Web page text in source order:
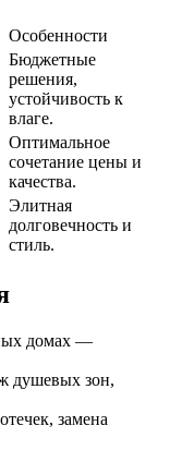
Особенности
Бюджетные
решения,
устойчивость к
влаге.
Оптимальное
сочетание цены и
качества.
Элитная
долговечность и
стиль.
домах —
душевых зон,
замена